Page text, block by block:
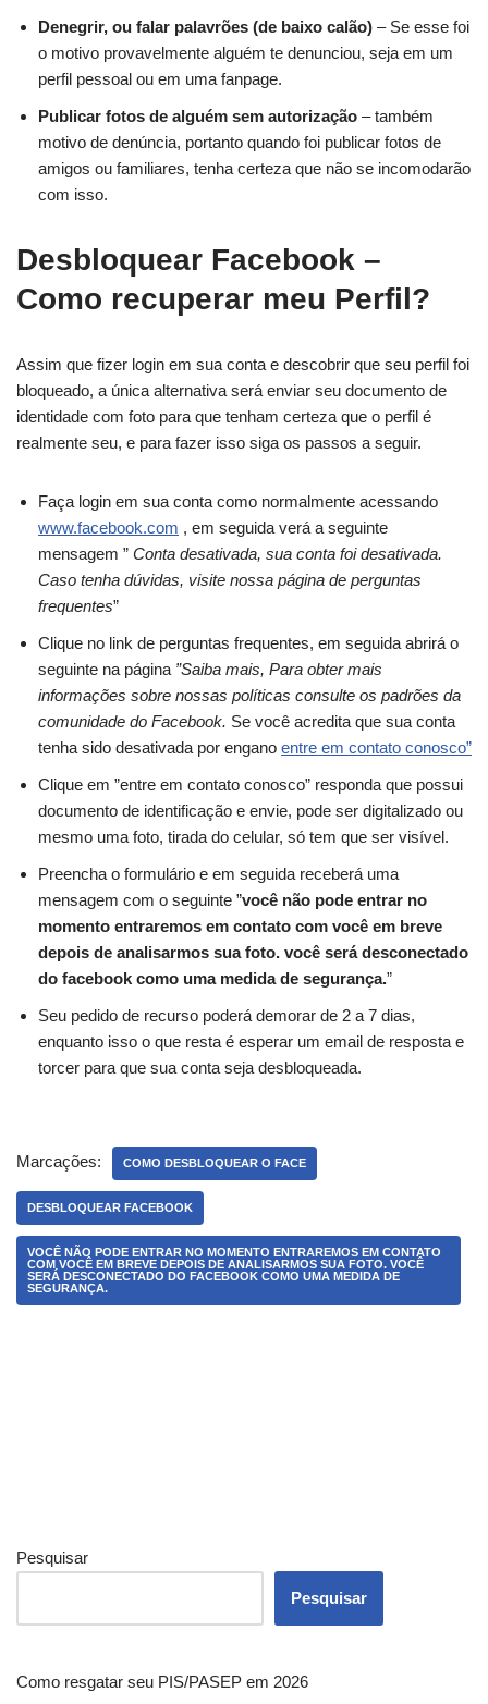
Denegrir, ou falar palavrões (de baixo calão) – Se esse foi
o motivo provavelmente alguém te denunciou, seja em um
perfil pessoal ou em uma fanpage.
Publicar fotos de alguém sem autorização – também
motivo de denúncia, portanto quando foi publicar fotos de
amigos ou familiares, tenha certeza que não se incomodarão
com isso.
Desbloquear Facebook –
Como recuperar meu Perfil?
Assim que fizer login em sua conta e descobrir que seu perfil foi
bloqueado, a única alternativa será enviar seu documento de
identidade com foto para que tenham certeza que o perfil é
realmente seu, e para fazer isso siga os passos a seguir.
Faça login em sua conta como normalmente acessando
www.facebook.com , em seguida verá a seguinte
mensagem ” Conta desativada, sua conta foi desativada.
Caso tenha dúvidas, visite nossa página de perguntas
frequentes”
Clique no link de perguntas frequentes, em seguida abrirá o
seguinte na página ”Saiba mais, Para obter mais
informações sobre nossas políticas consulte os padrões da
comunidade do Facebook. Se você acredita que sua conta
tenha sido desativada por engano entre em contato conosco”
Clique em ”entre em contato conosco” responda que possui
documento de identificação e envie, pode ser digitalizado ou
mesmo uma foto, tirada do celular, só tem que ser visível.
Preencha o formulário e em seguida receberá uma
mensagem com o seguinte ”você não pode entrar no
momento entraremos em contato com você em breve
depois de analisarmos sua foto. você será desconectado
do facebook como uma medida de segurança.”
Seu pedido de recurso poderá demorar de 2 a 7 dias,
enquanto isso o que resta é esperar um email de resposta e
torcer para que sua conta seja desbloqueada.
Marcações: COMO DESBLOQUEAR O FACE
DESBLOQUEAR FACEBOOK
VOCÊ NÃO PODE ENTRAR NO MOMENTO ENTRAREMOS EM CONTATO
COM VOCÊ EM BREVE DEPOIS DE ANALISARMOS SUA FOTO. VOCÊ
SERÁ DESCONECTADO DO FACEBOOK COMO UMA MEDIDA DE
SEGURANÇA.
Pesquisar
Pesquisar
Como resgatar seu PIS/PASEP em 2026